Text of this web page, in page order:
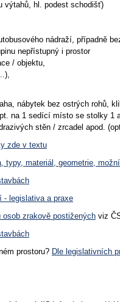
výtahů, hl. podest schodišť)
nádraží, případně
nepřístupný i prostor
/ objektu,
nábytek bez ostrých rohů,
na 1 sedící místo se stolky
stěn / zrcadel apod.
zde v textu
typy, materiál, geometrie,
- legislativa a praxe
osob zrakově postižených viz
prostoru? Dle legislativních